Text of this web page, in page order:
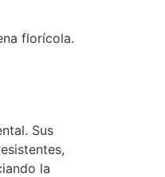
florícola.
Sus
la